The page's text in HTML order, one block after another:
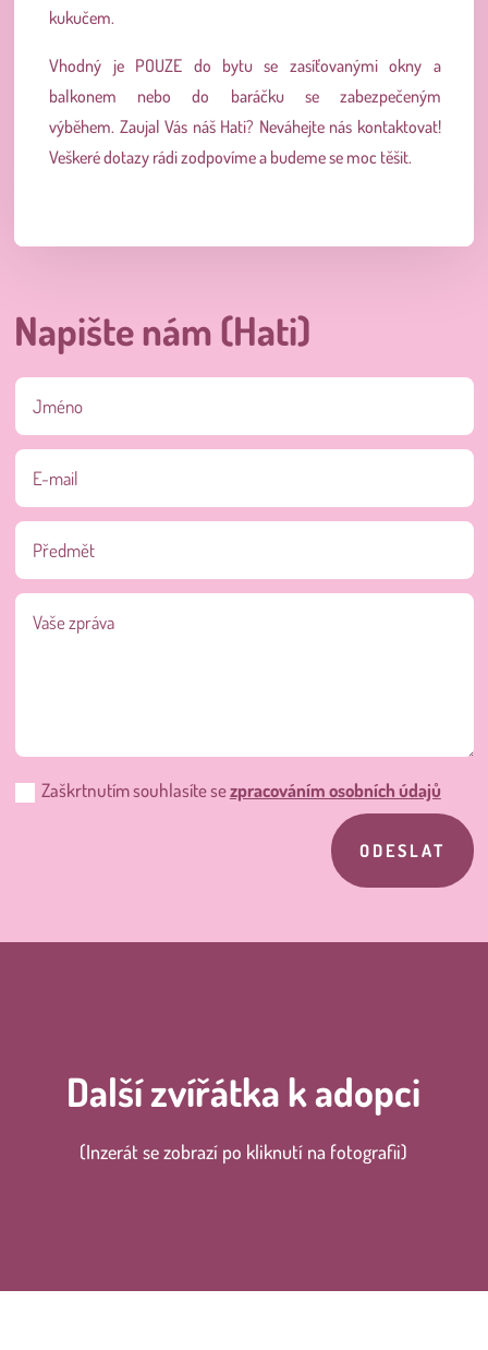
kukučem.
Vhodný je POUZE do bytu se zasíťovanými okny a
balkonem nebo do baráčku se zabezpečeným
výběhem. Zaujal Vás náš Hati? Neváhejte nás kontaktovat!
Veškeré dotazy rádi zodpovíme a budeme se moc těšit.
Napište nám (Hati)
Zaškrtnutím souhlasíte sezpracováním osobních údajů
ODESLAT
Další zvířátka k adopci
(Inzerát se zobrazí po kliknutí na fotografii)